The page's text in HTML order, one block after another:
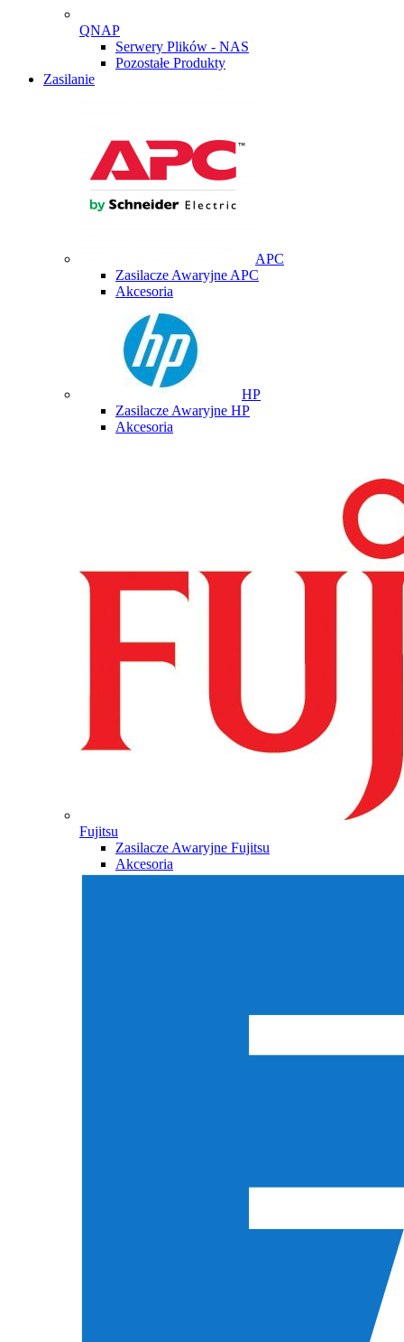
QNAP
Serwery Plików - NAS
Pozostałe Produkty
Zasilanie
APC
Zasilacze Awaryjne APC
Akcesoria
HP
Zasilacze Awaryjne HP
Akcesoria
Fujitsu
Zasilacze Awaryjne Fujitsu
Akcesoria